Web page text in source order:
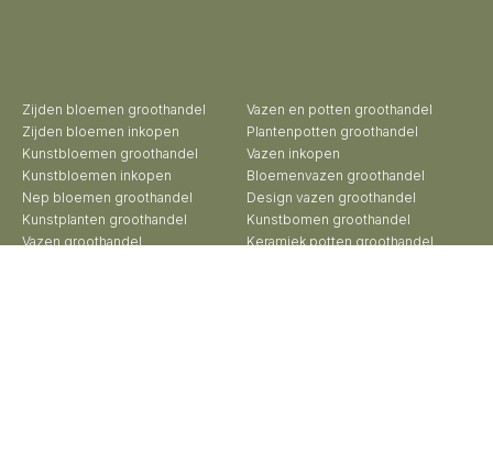
Zijden bloemen groothandel
Zijden bloemen inkopen
Kunstbloemen groothandel
Kunstbloemen inkopen
Nep bloemen groothandel
Kunstplanten groothandel
Vazen groothandel
Vazen en potten groothandel
Plantenpotten groothandel
Vazen inkopen
Bloemenvazen groothandel
Design vazen groothandel
Kunstbomen groothandel
Keramiek potten groothandel